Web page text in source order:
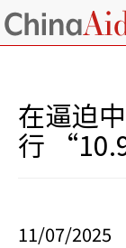
在逼迫
行
11/07/2025